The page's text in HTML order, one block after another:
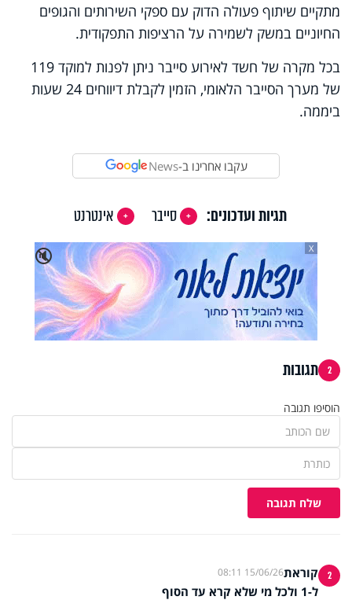
מתקיים שיתוף פעולה הדוק עם ספקי השירותים והגופים
החיוניים במשק לשמירה על הרציפות התפקודית.
בכל מקרה של חשד לאירוע סייבר ניתן לפנות למוקד 119
של מערך הסייבר הלאומי, הזמין לקבלת דיווחים 24 שעות
ביממה.
עקבו אחרינו ב-News
תגיות ועדכונים: סייבר
אינטרנט
🔇
X
2 תגובות
הוסיפו תגובה
שלח תגובה
2 קוראת15/06/26 08:11
ל-1 ולכל מי שלא קרא עד הסוף